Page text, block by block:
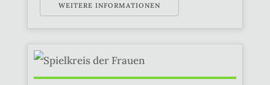
WEITERE INFORMATIONEN